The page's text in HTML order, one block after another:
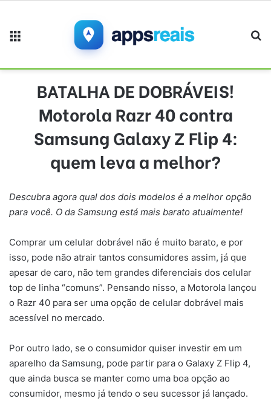
BATALHA DE DOBRÁVEIS!
Motorola Razr 40 contra
Samsung Galaxy Z Flip 4:
quem leva a melhor?
Descubra agora qual dos dois modelos é a melhor opção
para você. O da Samsung está mais barato atualmente!
Comprar um celular dobrável não é muito barato, e por
isso, pode não atrair tantos consumidores assim, já que
apesar de caro, não tem grandes diferenciais dos celular
top de linha “comuns”. Pensando nisso, a Motorola lançou
o Razr 40 para ser uma opção de celular dobrável mais
acessível no mercado.
Por outro lado, se o consumidor quiser investir em um
aparelho da Samsung, pode partir para o Galaxy Z Flip 4,
que ainda busca se manter como uma boa opção ao
consumidor, mesmo já tendo o seu sucessor já lançado.